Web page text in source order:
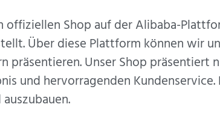
offiziellen Shop auf der Alibaba-
Über diese Plattform können wir
präsentieren. Unser Shop
und hervorragenden